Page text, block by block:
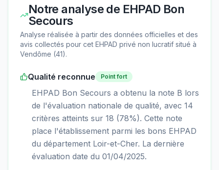
Notre analyse de EHPAD Bon
Secours
Analyse réalisée à partir des données officielles et des
avis collectés pour cet EHPAD privé non lucratif situé à
Vendôme (41).
Qualité reconnue Point fort
EHPAD Bon Secours a obtenu la note B lors
de l'évaluation nationale de qualité, avec 14
critères atteints sur 18 (78%). Cette note
place l'établissement parmi les bons EHPAD
du département Loir-et-Cher. La dernière
évaluation date du 01/04/2025.